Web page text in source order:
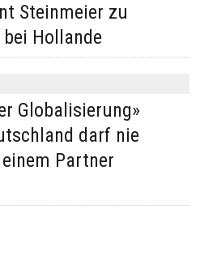
Steinmeier zu
Hollande
Globalisierung»
darf nie
Partner